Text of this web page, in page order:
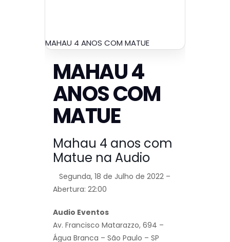
MAHAU 4 ANOS COM MATUE
MAHAU 4
ANOS COM
MATUE
Mahau 4 anos com
Matue na Audio
Segunda, 18 de Julho de 2022 –
Abertura: 22:00
Audio Eventos
Av. Francisco Matarazzo, 694 –
Água Branca – São Paulo – SP